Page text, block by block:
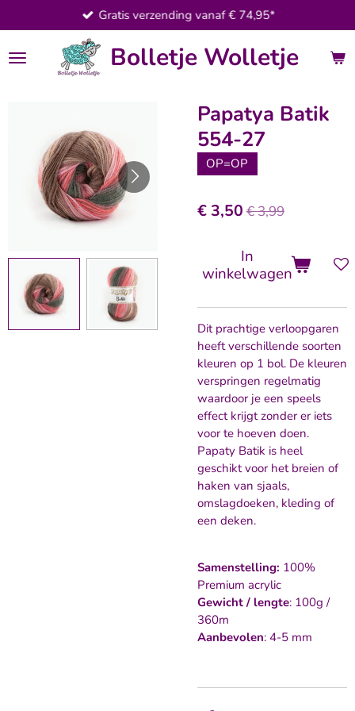
direct
naar
de
Bolletje Wolletje
Gratis verzending vanaf € 74,95*
Papatya Batik
554-27
OP=OP
€ 3,50 € 3,99
In
winkelwagen
Dit prachtige verloopgaren
heeft verschillende soorten
kleuren op 1 bol. De kleuren
verspringen regelmatig
waardoor je een speels
effect krijgt zonder er iets
voor te hoeven doen.
Papaty Batik is heel
geschikt voor het breien of
haken van sjaals,
omslagdoeken, kleding of
een deken.
Samenstelling: 100%
Premium acrylic
Gewicht / lengte: 100g /
360m
Aanbevolen: 4-5 mm